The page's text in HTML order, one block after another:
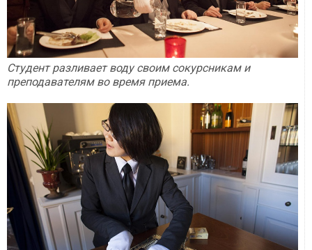
Студент разливает воду своим сокурсникам и
преподавателям во время приема.